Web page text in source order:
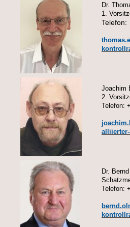
Dr.
1.
Joachim
2.
Telefon:
Dr.
Telefon: